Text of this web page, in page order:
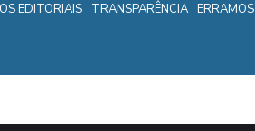
EDITORIAIS TRANSPARÊNCIA ERRAMOS